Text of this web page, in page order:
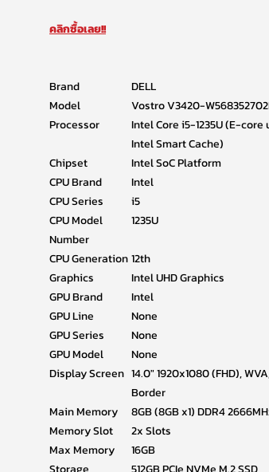
คลิกซื้อเลย!!
Brand
DELL
Model
Vostro V3420-
Processor
Intel Core i5-1235U (E-core
Intel Smart Cache)
Chipset
Intel SoC Platform
CPU Brand
Intel
CPU Series
i5
CPU Model
Number
1235U
CPU Generation12th
Graphics
Intel UHD Graphics
GPU Brand
Intel
GPU Line
None
GPU Series
None
GPU Model
None
Display Screen 14.0" 1920x1080 (FHD),
Border
Main Memory
8GB (8GB x1) DDR4
Memory Slot
2x Slots
Max Memory
16GB